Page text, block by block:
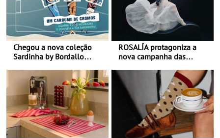
Chegou a nova coleção
Sardinha by Bordallo
ROSALÍA protagoniza a
nova campanha das
Balance